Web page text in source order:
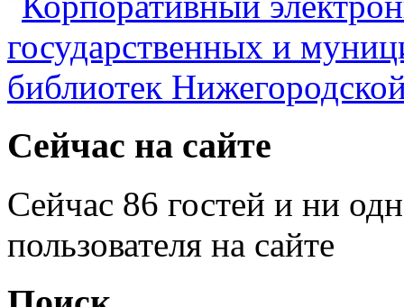
Сейчас на сайте
Сейчас 86 гостей и ни
пользователя на сайте